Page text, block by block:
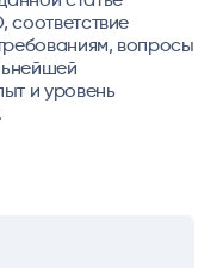
соответствие
вопросы
и уровень